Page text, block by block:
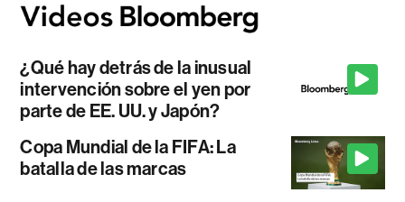
¿Qué hay detrás de la inusual
intervención sobre el yen por
parte de EE. UU. y Japón?
Copa Mundial de la FIFA: La
batalla de las marcas